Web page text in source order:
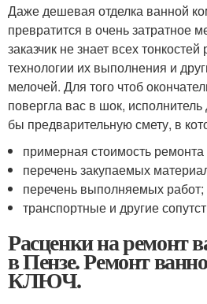
Даже дешевая отделка ванной
превратится в очень затратное
заказчик не знает всех
технологии их выполнения и
мелочей. Для того чтоб
повергла вас в шок,
бы предварительную смету, в
примерная стоимость
перечень закупаемых
перечень выполняемых работ;
транспортные и другие
Расценки на ремонт
в Пензе. Ремонт
КЛЮЧ.